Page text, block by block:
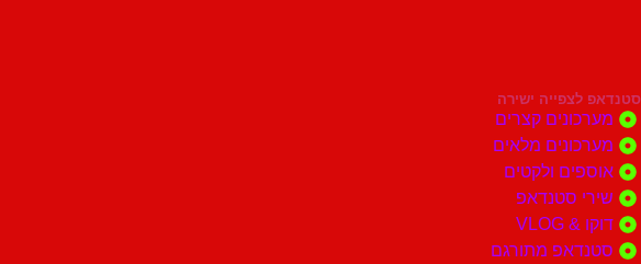
סטנדאפ לצפייה ישירה
מערכונים קצרים
מערכונים מלאים
אוספים ולקטים
שירי סטנדאפ
דוקו & VLOG
סטנדאפ מתורגם